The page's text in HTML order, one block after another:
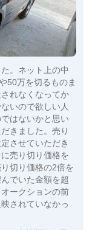
。ネット上の中
50万を切るものま
れなくなってか
いので欲しい人
はないかと思い
きました。売り
させていただき
売り切り価格を
切り価格の2倍を
でいた金額を超
ークションの前
されていなかっ